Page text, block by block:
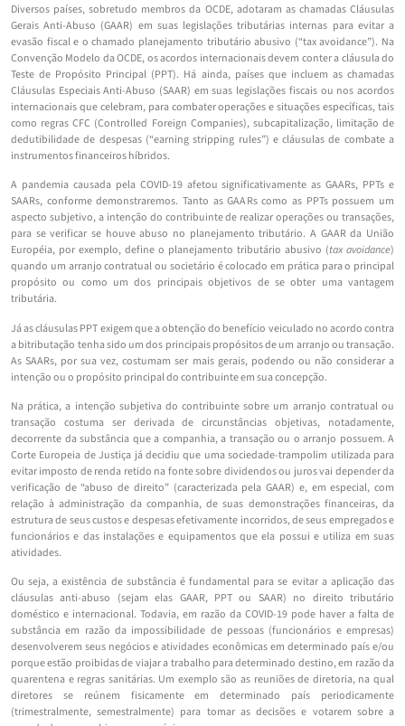
Diversos países, sobretudo membros da OCDE, adotaram as chamadas Cláusulas
Gerais Anti-Abuso (GAAR) em suas legislações tributárias internas para evitar a
evasão fiscal e o chamado planejamento tributário abusivo (“tax avoidance”). Na
Convenção Modelo da OCDE, os acordos internacionais devem conter a cláusula do
Teste de Propósito Principal (PPT). Há ainda, países que incluem as chamadas
Cláusulas Especiais Anti-Abuso (SAAR) em suas legislações fiscais ou nos acordos
internacionais que celebram, para combater operações e situações específicas, tais
como regras CFC (Controlled Foreign Companies), subcapitalização, limitação de
dedutibilidade de despesas (“earning stripping rules”) e cláusulas de combate a
instrumentos financeiros híbridos.
A pandemia causada pela COVID-19 afetou significativamente as GAARs, PPTs e
SAARs, conforme demonstraremos. Tanto as GAARs como as PPTs possuem um
aspecto subjetivo, a intenção do contribuinte de realizar operações ou transações,
para se verificar se houve abuso no planejamento tributário. A GAAR da União
Européia, por exemplo, define o planejamento tributário abusivo (tax avoidance)
quando um arranjo contratual ou societário é colocado em prática para o principal
propósito ou como um dos principais objetivos de se obter uma vantagem
tributária.
Já as cláusulas PPT exigem que a obtenção do benefício veiculado no acordo contra
a bitributação tenha sido um dos principais propósitos de um arranjo ou transação.
As SAARs, por sua vez, costumam ser mais gerais, podendo ou não considerar a
intenção ou o propósito principal do contribuinte em sua concepção.
Na prática, a intenção subjetiva do contribuinte sobre um arranjo contratual ou
transação costuma ser derivada de circunstâncias objetivas, notadamente,
decorrente da substância que a companhia, a transação ou o arranjo possuem. A
Corte Europeia de Justiça já decidiu que uma sociedade-trampolim utilizada para
evitar imposto de renda retido na fonte sobre dividendos ou juros vai depender da
verificação de “abuso de direito” (caracterizada pela GAAR) e, em especial, com
relação à administração da companhia, de suas demonstrações financeiras, da
estrutura de seus custos e despesas efetivamente incorridos, de seus empregados e
funcionários e das instalações e equipamentos que ela possui e utiliza em suas
atividades.
Ou seja, a existência de substância é fundamental para se evitar a aplicação das
cláusulas anti-abuso (sejam elas GAAR, PPT ou SAAR) no direito tributário
doméstico e internacional. Todavia, em razão da COVID-19 pode haver a falta de
substância em razão da impossibilidade de pessoas (funcionários e empresas)
desenvolverem seus negócios e atividades econômicas em determinado país e/ou
porque estão proibidas de viajar a trabalho para determinado destino, em razão da
quarentena e regras sanitárias. Um exemplo são as reuniões de diretoria, na qual
diretores se reúnem fisicamente em determinado país periodicamente
(trimestralmente, semestralmente) para tomar as decisões e votarem sobre a